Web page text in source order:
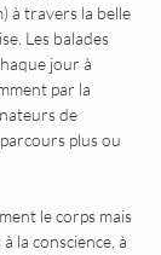
à travers la belle
Les balades
jour à
par la
de
plus ou
le corps mais
à la conscience, à